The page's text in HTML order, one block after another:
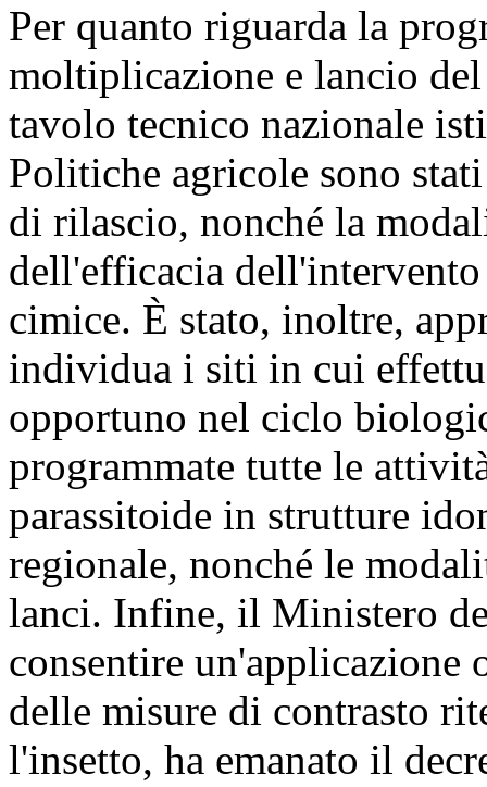
Per quanto riguarda la
moltiplicazione e lancio
tavolo tecnico nazionale
Politiche agricole sono
di rilascio, nonché la
dell'efficacia
cimice. È stato, inoltre,
individua i siti in cui
opportuno nel ciclo
programmate tutte le
parassitoide in strutture
regionale, nonché le
lanci. Infine, il Ministero
consentire un'applicazione
delle misure di contrasto
l'insetto, ha emanato il